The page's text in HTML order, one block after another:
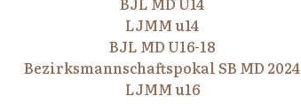
LJMM u14
BJL MD U16-18
Bezirksmannschaftspokal SB MD 2024
LJMM u16